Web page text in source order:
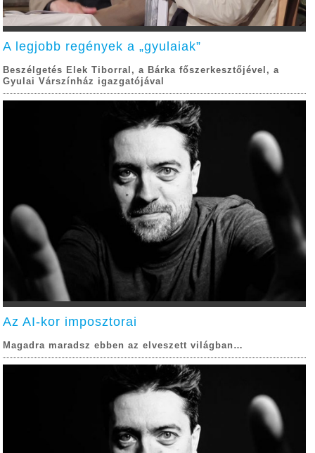
A legjobb regények a „gyulaiak”
Beszélgetés Elek Tiborral, a Bárka főszerkesztőjével, a
Gyulai Várszínház igazgatójával
Az AI-kor imposztorai
Magadra maradsz ebben az elveszett világban…